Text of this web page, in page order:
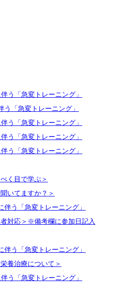
う「急変トレーニング」
う「急変トレーニング」
う「急変トレーニング」
う「急変トレーニング」
う「急変トレーニング」
く目で学ぶ＞
いてますか？＞
伴う「急変トレーニング」
対応＞※備考欄に参加日記入
伴う「急変トレーニング」
養治療について＞
う「急変トレーニング」